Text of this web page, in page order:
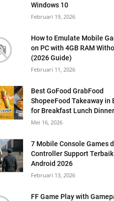
Windows 10
Februari 19, 2026
How to Emulate Mobile
on PC with 4GB RAM
(2026 Guide)
Februari 11, 2026
Best GoFood GrabFood
ShopeeFood Takeaway in
for Breakfast Lunch Dinner
Mei 16, 2026
7 Mobile Console Games
Controller Support
Android 2026
Februari 13, 2026
FF Game Play with